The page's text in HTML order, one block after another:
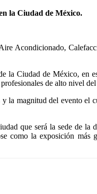
la Ciudad de México.
Acondicionado,
la Ciudad de México, en
de alto nivel
la magnitud del evento el
que será la sede de
como la exposición